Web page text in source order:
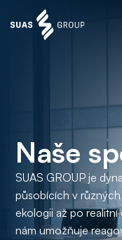
Naše
SUAS GROUP je
působících v
ekologii až po
nám umožňuje